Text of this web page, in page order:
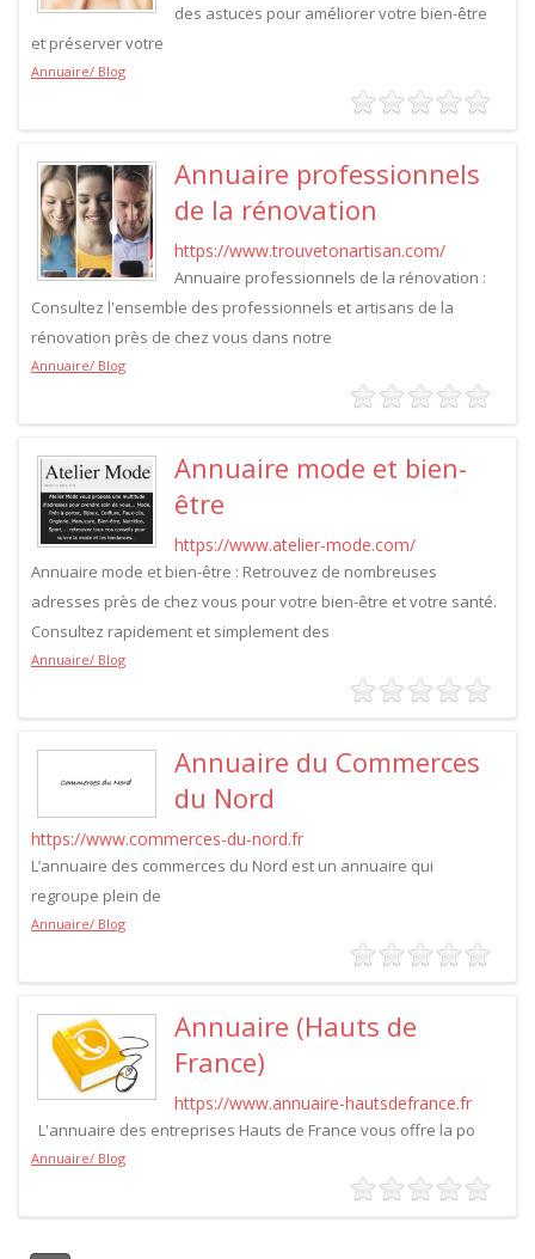
des astuces pour améliorer votre bien-être
et préserver votre
Annuaire/ Blog
Annuaire professionnels
de la rénovation
https://www.trouvetonartisan.com/
Annuaire professionnels de la rénovation :
Consultez l'ensemble des professionnels et artisans de la
rénovation près de chez vous dans notre
Annuaire/ Blog
Annuaire mode et bien-
être
https://www.atelier-mode.com/
Annuaire mode et bien-être : Retrouvez de nombreuses
adresses près de chez vous pour votre bien-être et votre santé.
Consultez rapidement et simplement des
Annuaire/ Blog
Annuaire du Commerces
du Nord
https://www.commerces-du-nord.fr
L’annuaire des commerces du Nord est un annuaire qui
regroupe plein de
Annuaire/ Blog
Annuaire (Hauts de
France)
https://www.annuaire-hautsdefrance.fr
L'annuaire des entreprises Hauts de France vous offre la po
Annuaire/ Blog